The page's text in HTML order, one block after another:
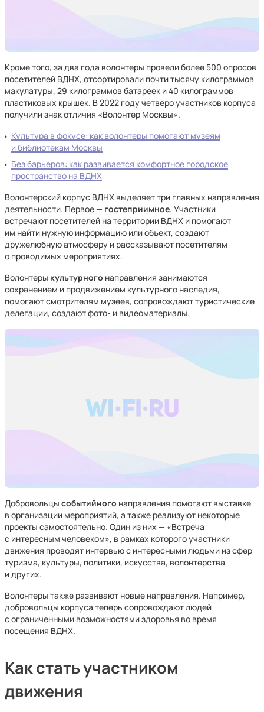
Кроме того, за два года волонтеры провели более 500 опросов
посетителей ВДНХ, отсортировали почти тысячу килограммов
макулатуры, 29 килограммов батареек и 40 килограммов
пластиковых крышек. В 2022 году четверо участников корпуса
получили знак отличия «Волонтер Москвы».
Культура в фокусе: как волонтеры помогают музеям
и библиотекам Москвы
Без барьеров: как развивается комфортное городское
пространство на ВДНХ
Волонтерский корпус ВДНХ выделяет три главных направления
деятельности. Первое — гостеприимное. Участники
встречают посетителей на территории ВДНХ и помогают
им найти нужную информацию или объект, создают
дружелюбную атмосферу и рассказывают посетителям
о проводимых мероприятиях.
Волонтеры культурного направления занимаются
сохранением и продвижением культурного наследия,
помогают смотрителям музеев, сопровождают туристические
делегации, создают фото- и видеоматериалы.
Добровольцы событийного направления помогают выставке
в организации мероприятий, а также реализуют некоторые
проекты самостоятельно. Один из них — «Встреча
с интересным человеком», в рамках которого участники
движения проводят интервью с интересными людьми из сфер
туризма, культуры, политики, искусства, волонтерства
и других.
Волонтеры также развивают новые направления. Например,
добровольцы корпуса теперь сопровождают людей
с ограниченными возможностями здоровья во время
посещения ВДНХ.
Как стать участником
движения